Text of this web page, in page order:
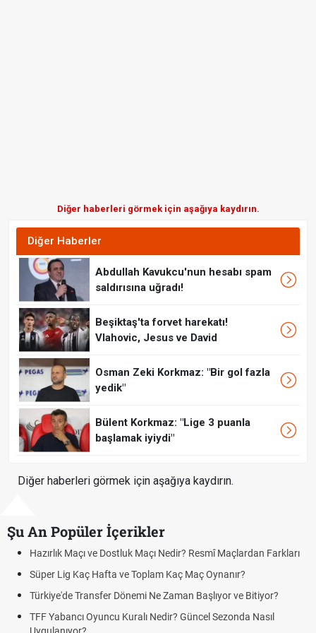
Diğer haberleri görmek için aşağıya kaydırın.
Diğer Haberler
Abdullah Kavukcu'nun hesabı spam
saldırısına uğradı!
Beşiktaş'ta forvet harekatı!
Vlahovic, Jesus ve David
Osman Zeki Korkmaz: "Bir gol fazla
yedik"
Bülent Korkmaz: "Lige 3 puanla
başlamak iyiydi"
Diğer haberleri görmek için aşağıya kaydırın.
Şu An Popüler İçerikler
Maçı ve Dostluk Maçı Nedir? Resmî Maçlardan Farkları
Lig Kaç Hafta ve Toplam Kaç Maç Oynanır?
Transfer Dönemi Ne Zaman Başlıyor ve Bitiyor?
Yabancı Oyuncu Kuralı Nedir? Güncel Sezonda Nasıl